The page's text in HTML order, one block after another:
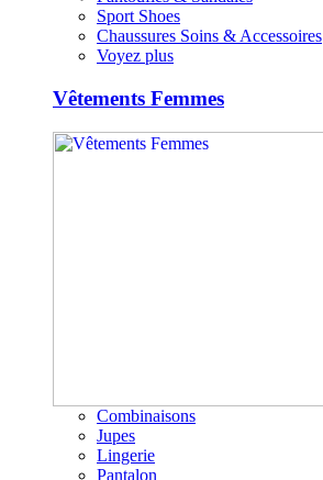
Sport Shoes
Chaussures Soins & Accessoires
Voyez plus
Vêtements Femmes
Combinaisons
Jupes
Lingerie
Pantalon